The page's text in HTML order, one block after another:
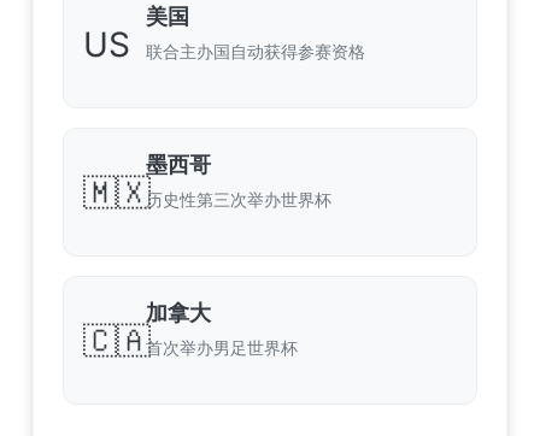
US
美国
联合主办国自动获得参赛资格
🇲🇽
墨西哥
历史性第三次举办世界杯
🇨🇦
加拿大
首次举办男足世界杯